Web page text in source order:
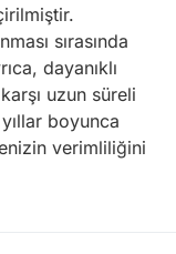
sırasında
dayanıklı
uzun süreli
boyunca
verimliliğini